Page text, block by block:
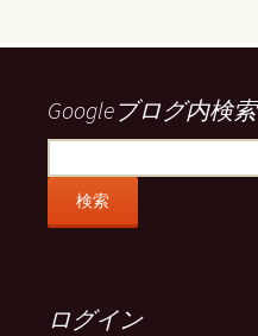
示
示
Googleブログ内検索
ログイン